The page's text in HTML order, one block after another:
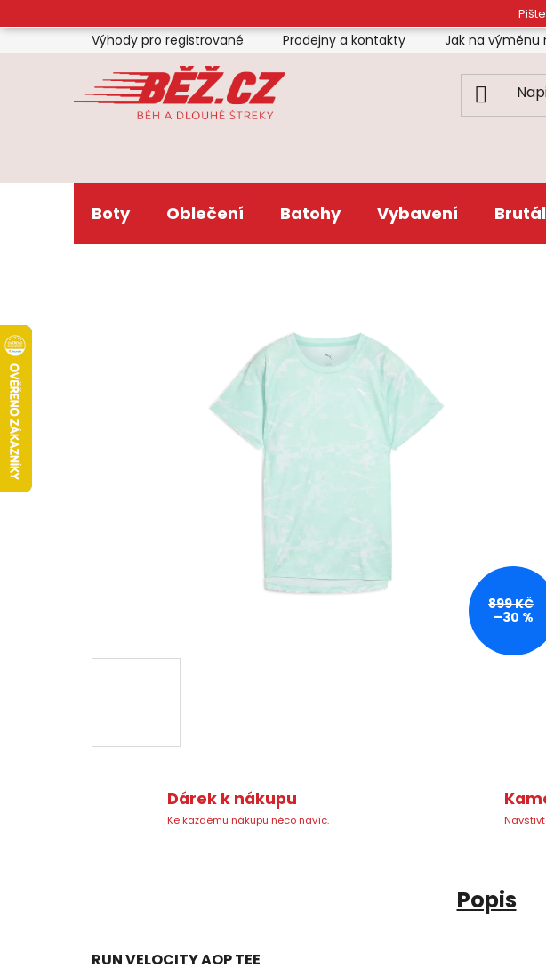
na
obsah
Výhody pro registrované Prodejny a kontakty Jak na výměnu
Boty Oblečení Batohy Vybavení
899 KČ
–30 %
Dárek k nákupu
Ke každému nákupu něco navíc.
Popis
RUN VELOCITY AOP TEE